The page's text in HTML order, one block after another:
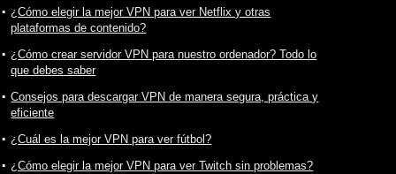
¿Cómo elegir la mejor VPN para ver Netflix y otras
plataformas de contenido?
¿Cómo crear servidor VPN para nuestro ordenador? Todo lo
que debes saber
Consejos para descargar VPN de manera segura, práctica y
eficiente
¿Cuál es la mejor VPN para ver fútbol?
¿Cómo elegir la mejor VPN para ver Twitch sin problemas?